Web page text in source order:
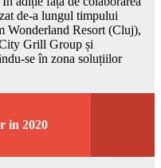
de-a lungul timpului
Wonderland Resort (Cluj),
Grill Group și
se în zona soluțiilor
in 2020